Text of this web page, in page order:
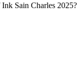
Sain Charles 2025?